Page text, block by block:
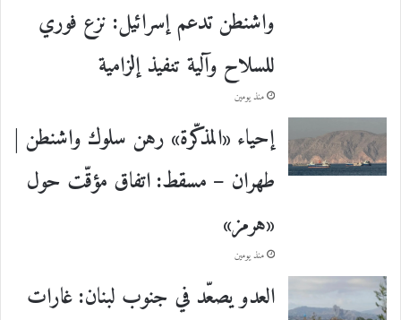
واشنطن تدعم إسرائيل: نزع فوري
للسلاح وآلية تنفيذ إلزامية
منذ يومين
إحياء «المذكّرة» رهن سلوك واشنطن |
طهران – مسقط: اتفاق مؤقّت حول
«هرمز»
منذ يومين
العدو يصعّد في جنوب لبنان: غارات